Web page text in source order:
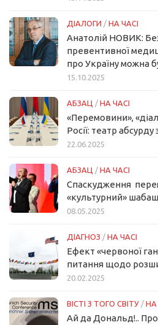
ДІАЛОГИ / НА ЧАСІ
Анатолій НОВИК:
превентивної
про Україну можна
15.10.2025
АБЗАЦ / НА ЧАСІ
«Перемовини»,
Росії: театр абсурду
22.06.2025
АБЗАЦ / НА ЧАСІ
Спаскудження
«культурний»
08.05.2025
ДІАГНОЗ / НА ЧАСІ
Ефект «червоної
питання щодо
20.02.2025
ВІСТІ З ТОГО СВІТУ / НА
Ай да Дональд!..